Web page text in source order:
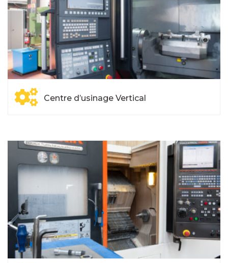
Centre d’usinage Vertical